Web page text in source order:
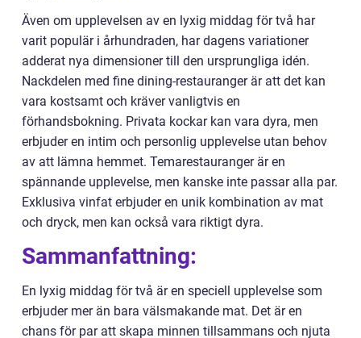
Även om upplevelsen av en lyxig middag för två har
varit populär i århundraden, har dagens variationer
adderat nya dimensioner till den ursprungliga idén.
Nackdelen med fine dining-restauranger är att det kan
vara kostsamt och kräver vanligtvis en
förhandsbokning. Privata kockar kan vara dyra, men
erbjuder en intim och personlig upplevelse utan behov
av att lämna hemmet. Temarestauranger är en
spännande upplevelse, men kanske inte passar alla par.
Exklusiva vinfat erbjuder en unik kombination av mat
och dryck, men kan också vara riktigt dyra.
Sammanfattning:
En lyxig middag för två är en speciell upplevelse som
erbjuder mer än bara välsmakande mat. Det är en
chans för par att skapa minnen tillsammans och njuta